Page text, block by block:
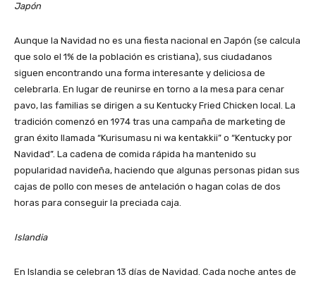
Japón
Aunque la Navidad no es una fiesta nacional en Japón (se calcula
que solo el 1% de la población es cristiana), sus ciudadanos
siguen encontrando una forma interesante y deliciosa de
celebrarla. En lugar de reunirse en torno a la mesa para cenar
pavo, las familias se dirigen a su Kentucky Fried Chicken local. La
tradición comenzó en 1974 tras una campaña de marketing de
gran éxito llamada “Kurisumasu ni wa kentakkii” o “Kentucky por
Navidad”. La cadena de comida rápida ha mantenido su
popularidad navideña, haciendo que algunas personas pidan sus
cajas de pollo con meses de antelación o hagan colas de dos
horas para conseguir la preciada caja.
Islandia
En Islandia se celebran 13 días de Navidad. Cada noche antes de